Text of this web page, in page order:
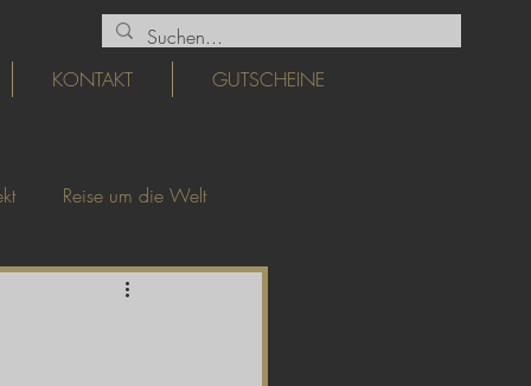
KONTAKT GUTSCHEINE
Reise um die Welt